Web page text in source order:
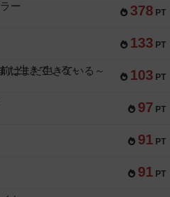
378 PT
ー
133 PT
103 PT
はまだ生きている～
97 PT
91 PT
91 PT